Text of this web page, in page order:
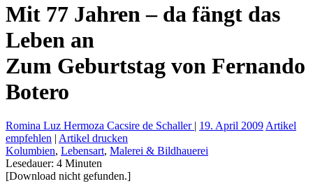
Mit 77 Jahren – da fängt das
Leben an
Zum Geburtstag von Fernando
Botero
Romina Luz Hermoza Cacsire de Schaller | 19. April 2009 Artikel
empfehlen | Artikel drucken
Kolumbien, Lebensart, Malerei & Bildhauerei
Lesedauer: 4 Minuten
[Download nicht gefunden.]